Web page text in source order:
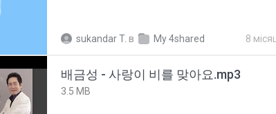
sukandar T. в My 4shared 8
배금성 - 사랑이 비를 맞아요.mp3
3.5 MB